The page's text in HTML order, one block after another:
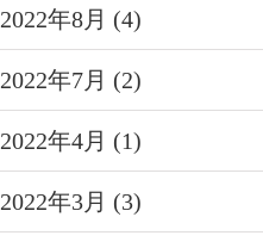
2022年8月 (4)
2022年7月 (2)
2022年4月 (1)
2022年3月 (3)